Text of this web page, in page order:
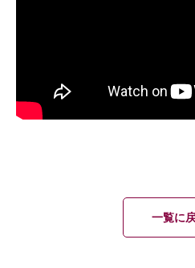
一覧に